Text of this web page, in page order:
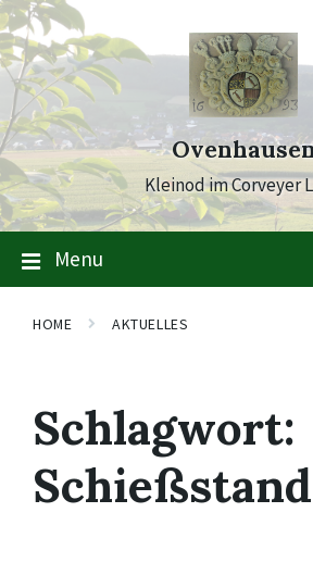
Skip
to
content
Skip
to
main
navigation
Skip
to
footer
Kleinod im Corveyer
Menu
HOME AKTUELLES
Schlagwort:
Schießstand